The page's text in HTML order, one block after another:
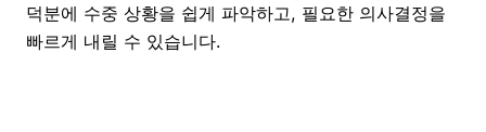
덕분에 수중 상황을 쉽게 파악하고, 필요한 의사결정을
빠르게 내릴 수 있습니다.